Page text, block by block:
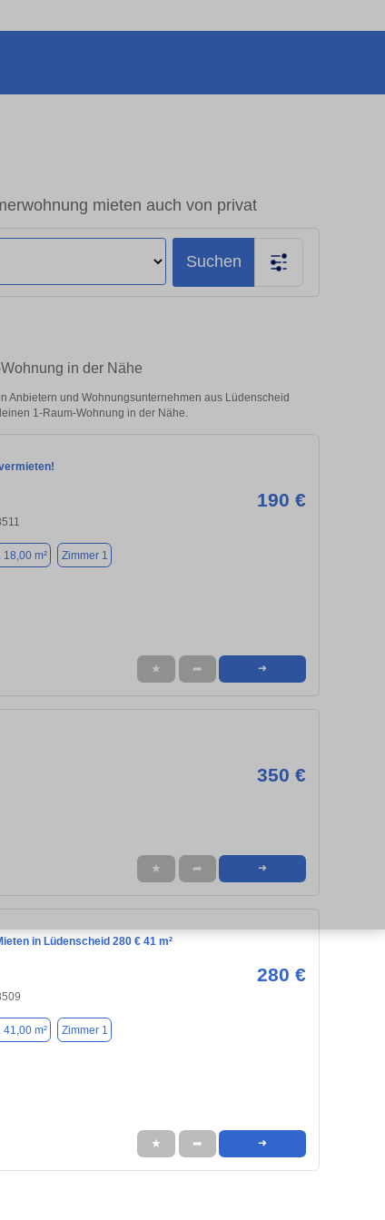
mieten auch von privat
Suchen
in der Nähe
Anbietern und Wohnungsunternehmen aus Lüdenscheid
1-Raum-Wohnung in der Nähe.
190 €
18,00 m² Zimmer 1
★ ➦ ➜
350 €
★ ➦ ➜
in Lüdenscheid 280 € 41 m²
280 €
41,00 m² Zimmer 1
★ ➦ ➜